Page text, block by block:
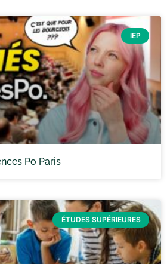
IEP
Po Paris
ÉTUDES SUPÉRIEURES